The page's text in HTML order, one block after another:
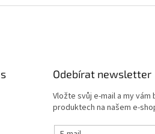
Odebírat newsletter
Vložte svůj e-mail a my
produktech na našem e-